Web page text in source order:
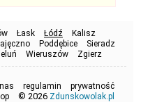
Łask Łódź
Kalisz
Poddębice
Sieradz
Wieruszów Zgierz
regulamin
prywatność
© 2026 Zdunskowolak.pl